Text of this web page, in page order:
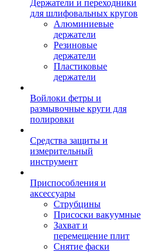
Держатели и переходники
для шлифовальных кругов
Алюминиевые
держатели
Резиновые
держатели
Пластиковые
держатели
Войлоки фетры и
размывочные круги для
полировки
Средства защиты и
измерительный
инструмент
Приспособления и
аксессуары
Струбцины
Присоски вакуумные
Захват и
перемещение плит
Снятие фаски